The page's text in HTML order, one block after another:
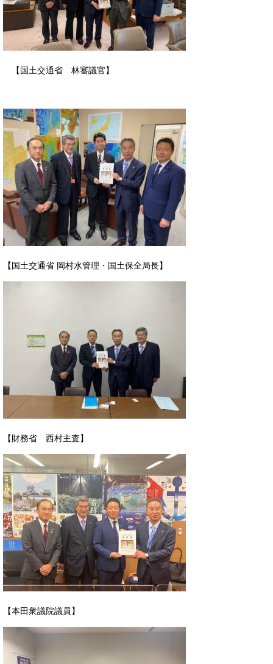
【国土交通省 林審議官】
【国土交通省 岡村水管理・国土保全局長】
【財務省 西村主査】
【本田衆議院議員】